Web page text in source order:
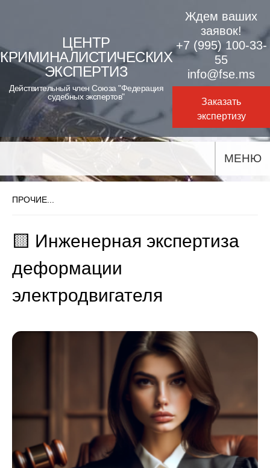
content
ЦЕНТР
КРИМИНАЛИСТИЧЕСКИХ
ЭКСПЕРТИЗ
Действительный член Союза "Федерация
судебных экспертов"
Ждем ваших
заявок!
+7 (995) 100-33-
55
info@fse.ms
Заказать
экспертизу
МЕНЮ
ПРОЧИЕ...
🟨 Инженерная экспертиза
деформации
электродвигателя